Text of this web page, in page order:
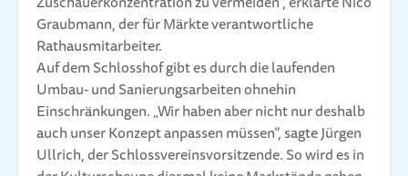
Graubmann, der für Märkte verantwortliche
Rathausmitarbeiter.
Auf dem Schlosshof gibt es durch die laufenden
Umbau- und Sanierungsarbeiten ohnehin
Einschränkungen. „Wir haben aber nicht nur deshalb
auch unser Konzept anpassen müssen“, sagte Jürgen
Ullrich, der Schlossvereinsvorsitzende. So wird es in